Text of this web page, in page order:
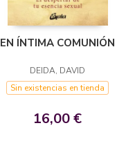
EN ÍNTIMA COMUNIÓN
DEIDA, DAVID
Sin existencias en tienda
16,00 €